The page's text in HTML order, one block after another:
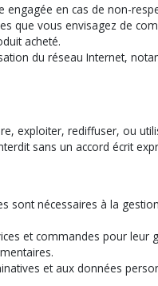
en cas de non-
que vous envisagez de
acheté.
du réseau Internet,
exploiter, rediffuser, ou
sans un accord écrit
sont nécessaires à la
et commandes pour
et aux données